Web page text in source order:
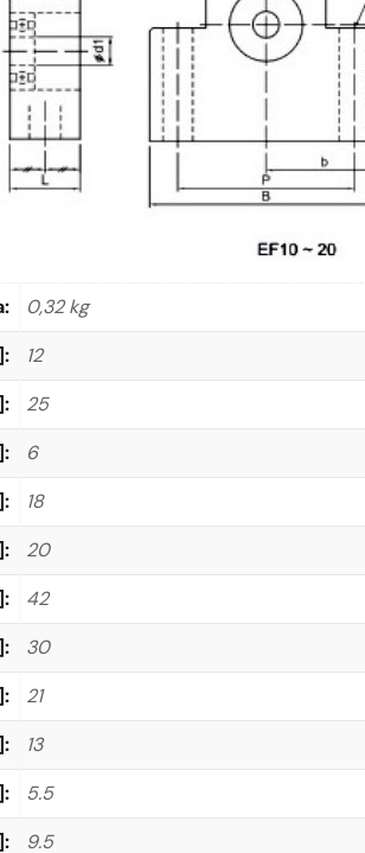
0,32 kg
12
25
6
18
20
42
30
21
13
5.5
9.5